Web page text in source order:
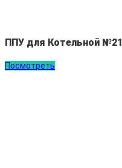
ППУ для Котельной №21
Посмотреть